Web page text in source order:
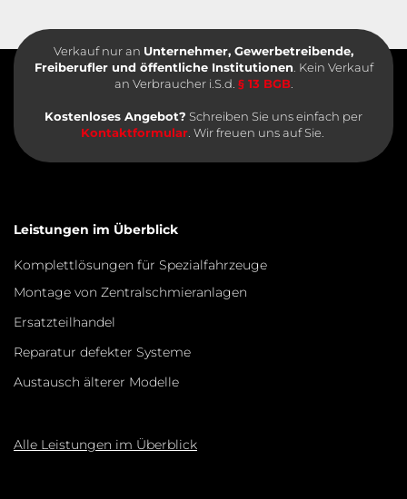
Verkauf nur an Unternehmer, Gewerbetreibende,
Freiberufler und öffentliche Institutionen . Kein Verkauf
an Verbraucher i.S.d. § 13 BGB.
Kostenloses Angebot? Schreiben Sie uns einfach per
Kontaktformular. Wir freuen uns auf Sie.
Leistungen im Überblick
Komplettlösungen für Spezialfahrzeuge
Montage von Zentralschmieranlagen
Ersatzteilhandel
Reparatur defekter Systeme
Austausch älterer Modelle
Alle Leistungen im Überblick